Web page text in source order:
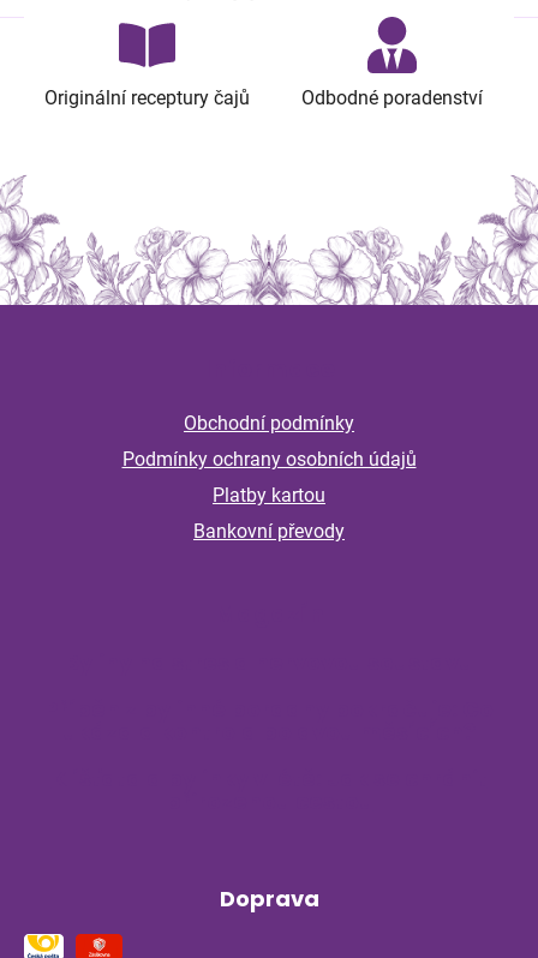
Originální receptury čajů Odbodné poradenství
Z
Obchodní podmínky
Podmínky ochrany osobních údajů
Platby kartou
Bankovní převody
Doprava